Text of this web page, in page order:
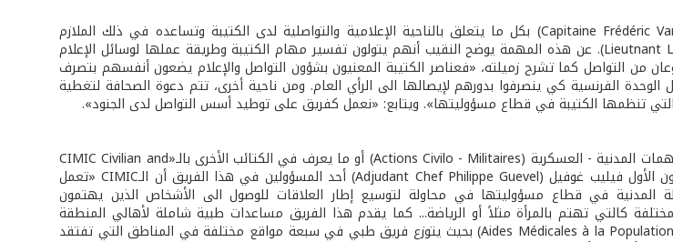
يهتم النقيب فريديريك ڤارييه (Capitaine Frédéric Vareilles) بكل ما يتعلق بالناحية الإعلامية والتواصلية لدى الكتيبة وتساعده في ذلك الملازم
ليتيسيا كوغيا (Lieutnant Létitia Poulet coggia). عن هذه المهمة يوضح النقيب أنهم يتولون تفسير مهام الكتيبة وطريقة عملها لوسائل الإعلام
من التواصل كما تشرح زميلته، «فعناصر الكتيبة المعنيون بشؤون التواصل والإعلام يضعون أنفسهم بتصرف
الفرنسية كي ينصرفوا بدورهم لإيصالها الى الرأي العام. ومن ناحية أخرى، تتم دعوة الصحافة لتغطية
التي تنظمها الكتيبة في قطاع مسؤوليتها». ويتابع: «نعمل كفريق على توطيد أسس التواصل لدى الجنود».
في الكتيبة الفرنسية فريق يُعنى بالمهمات المدنية - العسكرية (Actions Civilo - Militaires) أو ما يعرف في الكتائب الأخرى بالـ«CIMIC Civilian and
Military Corporation». ويشرح المعاون الأول فيليب غوفيل (Adjudant Chef Philippe Guevel) أحد المسؤولين في هذا الفريق أن الـCIMIC «تعمل
المدنية في قطاع مسؤوليتها في محاولة لتوسيع إطار العلاقات للوصول الى الأشخاص الذين يهتمون
كالتي تهتم بالمرأة مثلاً أو الرياضة... كما يقدم هذا الفريق مساعدات طبية شاملة لأهالي المنطقة
ضمن مشاريع صغيرة تسمى (Aides Médicales à la Population - AMP) بحيث يتوزع فريق طبي في سبعة مواقع مختلفة في المناطق التي تفتقد